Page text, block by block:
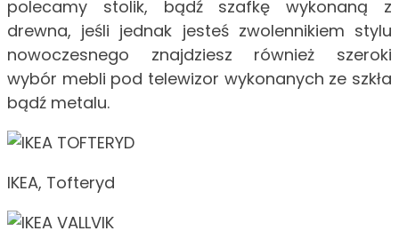
polecamy stolik, bądź szafkę wykonaną z
drewna, jeśli jednak jesteś zwolennikiem stylu
nowoczesnego znajdziesz również szeroki
wybór mebli pod telewizor wykonanych ze szkła
bądź metalu.
IKEA, Tofteryd